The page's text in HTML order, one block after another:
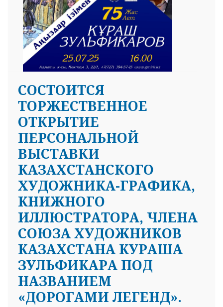
СОСТОИТСЯ
ТОРЖЕСТВЕННОЕ
ОТКРЫТИЕ
ПЕРСОНАЛЬНОЙ
ВЫСТАВКИ
КАЗАХСТАНСКОГО
ХУДОЖНИКА-ГРАФИКА,
КНИЖНОГО
ИЛЛЮСТРАТОРА, ЧЛЕНА
СОЮЗА ХУДОЖНИКОВ
КАЗАХСТАНА КУРАША
ЗУЛЬФИКАРА ПОД
НАЗВАНИЕМ
«ДОРОГАМИ ЛЕГЕНД».